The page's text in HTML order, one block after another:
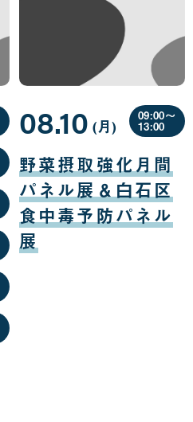
野菜摂取強化月間
パネル展＆白石区
食中毒予防パネル
展
08.10
月
10
日
(月曜
日
)
09:00〜
13:00